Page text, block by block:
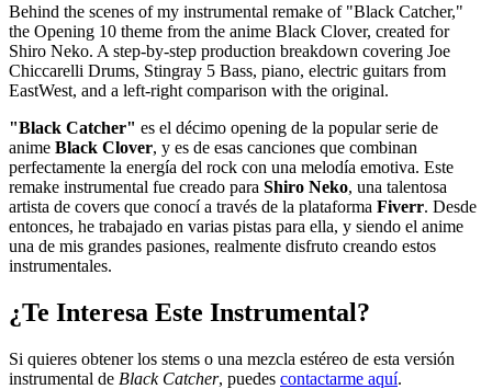
Behind the scenes of my instrumental remake of "Black Catcher,"
the Opening 10 theme from the anime Black Clover, created for
Shiro Neko. A step-by-step production breakdown covering Joe
Chiccarelli Drums, Stingray 5 Bass, piano, electric guitars from
EastWest, and a left-right comparison with the original.
"Black Catcher" es el décimo opening de la popular serie de
anime Black Clover, y es de esas canciones que combinan
perfectamente la energía del rock con una melodía emotiva. Este
remake instrumental fue creado para Shiro Neko, una talentosa
artista de covers que conocí a través de la plataforma Fiverr. Desde
entonces, he trabajado en varias pistas para ella, y siendo el anime
una de mis grandes pasiones, realmente disfruto creando estos
instrumentales.
¿Te Interesa Este Instrumental?
Si quieres obtener los stems o una mezcla estéreo de esta versión
instrumental de Black Catcher, puedes contactarme aquí.